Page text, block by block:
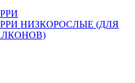
НИЗКОРОСЛЫЕ (ДЛЯ